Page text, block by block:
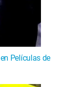
Películas de